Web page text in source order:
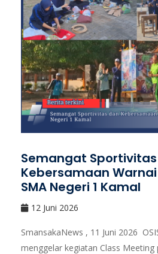
Semangat Sportivitas
Kebersamaan
SMA Negeri 1 Kamal
12 Juni 2026
SmansakaNews , 11 Juni 2026
menggelar kegiatan Class Meeting